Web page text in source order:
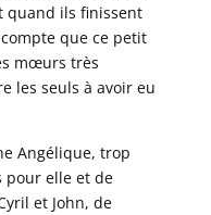
quand ils finissent
que ce petit
mœurs très
les seuls à avoir eu
Angélique, trop
pour elle et de
et John, de